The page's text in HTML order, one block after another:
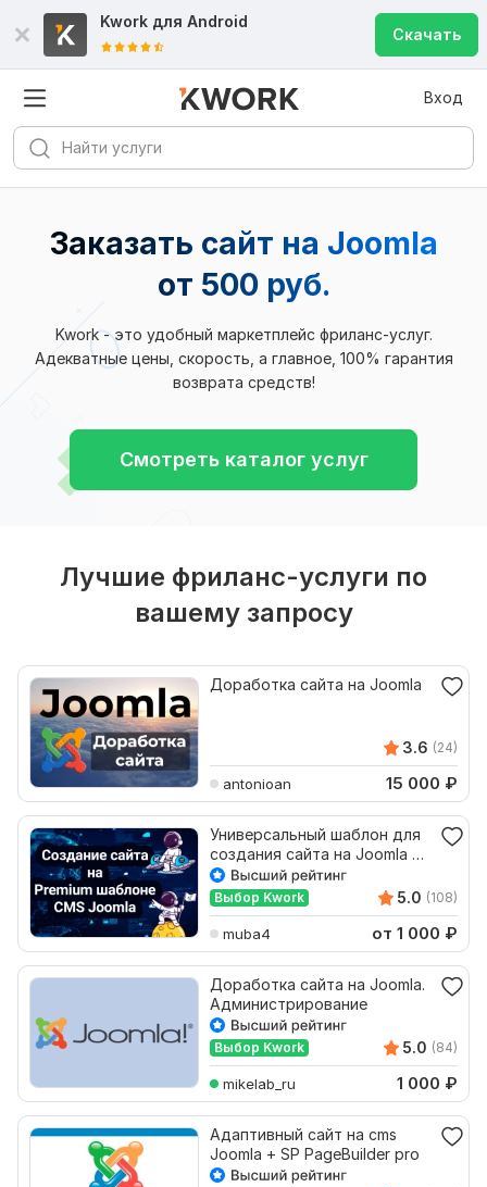
Kwork для Android
Скачать
Вход
Заказать сайт на Joomla
от 500 руб.
Kwork - это удобный маркетплейс фриланс-услуг.
Адекватные цены, скорость, а главное, 100% гарантия
возврата средств!
Смотреть каталог услуг
Лучшие фриланс-услуги по
вашему запросу
Доработка сайта на Joomla
3.6 (24)
antonioan 15 000 ₽
Универсальный шаблон для
создания сайта на Joomla 3,
4 и Joomla 5
Выбор Kwork 5.0 (108)
muba4 от 1 000 ₽
Доработка сайта на Joomla.
Администрирование
Выбор Kwork 5.0 (84)
mikelab_ru 1 000 ₽
Адаптивный сайт на cms
Joomla + SP PageBuilder pro